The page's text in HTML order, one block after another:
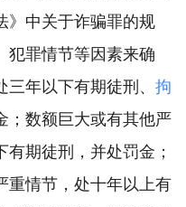
》中关于诈骗罪的规
犯罪情节等因素来确
年以下有期徒刑、 拘
；数额巨大或有其他严
期徒刑，并处罚金；
重情节，处十年以上有